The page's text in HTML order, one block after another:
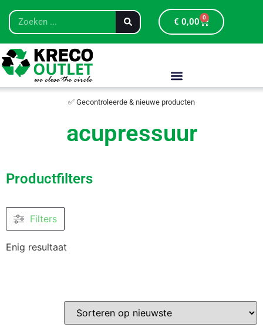
€ 0,00 0
✅ Gecontroleerde & nieuwe producten
acupressuur
Productfilters
Filters
Enig resultaat